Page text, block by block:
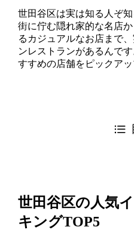
世田谷区は実は知る人ぞ
街に佇む隠れ家的な名店
るカジュアルなお店まで
ンレストランがあるんで
すすめの店舗をピックアッ
世田谷区の人気
キングTOP5